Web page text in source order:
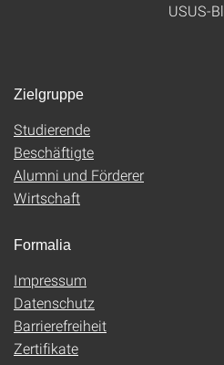
USUS-
Zielgruppe
Studierende
Beschäftigte
Alumni und Förderer
Wirtschaft
Formalia
Impressum
Datenschutz
Barrierefreiheit
Zertifikate